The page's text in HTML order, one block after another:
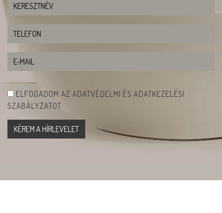
ELFOGADOM AZ ADATVÉDELMI ÉS ADATKEZELÉSI
SZABÁLYZATOT